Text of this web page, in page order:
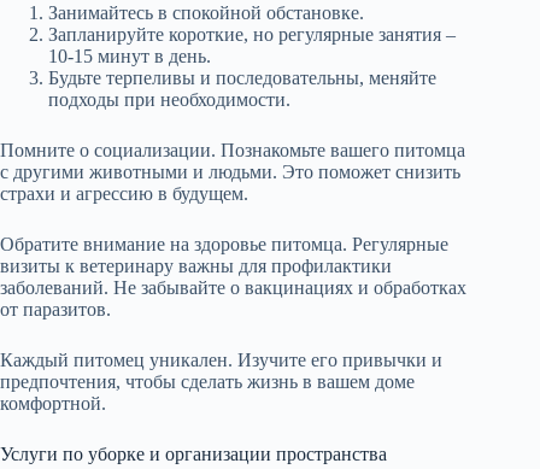
Занимайтесь в спокойной обстановке.
Запланируйте короткие, но регулярные занятия –
10-15 минут в день.
Будьте терпеливы и последовательны, меняйте
подходы при необходимости.
Помните о социализации. Познакомьте вашего питомца
с другими животными и людьми. Это поможет снизить
страхи и агрессию в будущем.
Обратите внимание на здоровье питомца. Регулярные
визиты к ветеринару важны для профилактики
заболеваний. Не забывайте о вакцинациях и обработках
от паразитов.
Каждый питомец уникален. Изучите его привычки и
предпочтения, чтобы сделать жизнь в вашем доме
комфортной.
Услуги по уборке и организации пространства